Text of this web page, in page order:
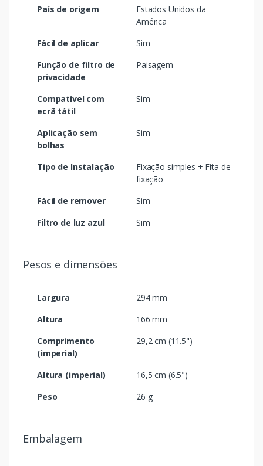
País de origem
Estados Unidos da
América
Fácil de aplicar
Sim
Função de filtro de
privacidade
Paisagem
Compatível com
ecrã tátil
Sim
Aplicação sem
bolhas
Sim
Tipo de Instalação
Fixação simples + Fita de
fixação
Fácil de remover
Sim
Filtro de luz azul
Sim
Pesos e dimensões
Largura
294 mm
Altura
166 mm
Comprimento
(imperial)
29,2 cm (11.5")
Altura (imperial)
16,5 cm (6.5")
Peso
26 g
Embalagem